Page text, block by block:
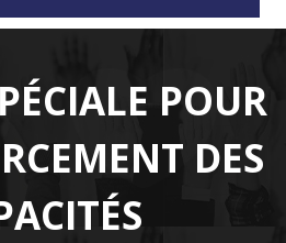
POUR
DES